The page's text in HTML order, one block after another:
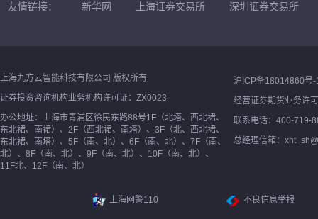
友情链接： 新华网 上海证券交易所 深圳证券交易所
上海九方云智能科技有限公司 版权所有
证券投资咨询机构业务机构许可证：ZX0023
办公地址：上海市青浦区徐民东路88号1F（北塔、西北裙、
东北裙、南裙）、2F（西北裙、南塔）、3F（北、西北裙、
东北裙、南塔）、5F（南、北）、6F（南、北）、7F（南、
北）、8F（南、北）、9F（南、北）、10F（南、北）、
11F北、12F（南、北）
沪ICP备18014860号-
经营证券期货业务许
联系电话：400-719-
总经理信箱：
上海网警110 不良信息举报